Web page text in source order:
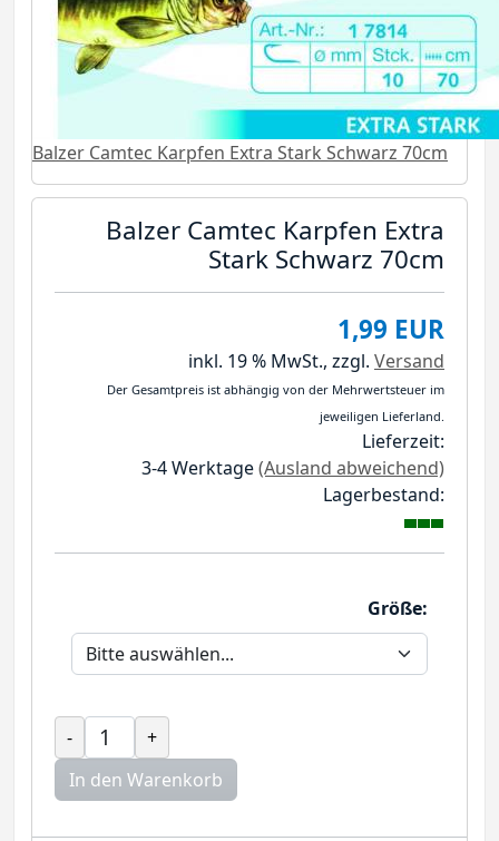
Balzer Camtec Karpfen Extra Stark Schwarz 70cm
Balzer Camtec Karpfen Extra
Stark Schwarz 70cm
1,99 EUR
inkl. 19 % MwSt., zzgl. Versand
Der Gesamtpreis ist abhängig von der Mehrwertsteuer im
jeweiligen Lieferland.
Lieferzeit:
3-4 Werktage(Ausland abweichend)
Lagerbestand:
Größe:
-
+
In den Warenkorb